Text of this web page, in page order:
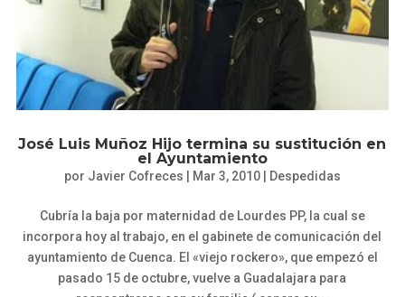
José Luis Muñoz Hijo termina su sustitución en
el Ayuntamiento
por Javier Cofreces Mar 3, 2010| Despedidas
Cubría la baja por maternidad de Lourdes PP, la cual se
incorpora hoy al trabajo, en el gabinete de comunicación del
ayuntamiento de Cuenca. El «viejo rockero», que empezó el
pasado 15 de octubre, vuelve a Guadalajara para